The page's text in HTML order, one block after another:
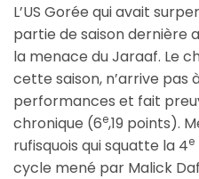
L’US Gorée qui avait
partie de saison dernière
la menace du Jaraaf. Le
cette saison, n’arrive pas
performances et fait
chronique (6e,19 points).
rufisquois qui squatte la 4e
cycle mené par Malick